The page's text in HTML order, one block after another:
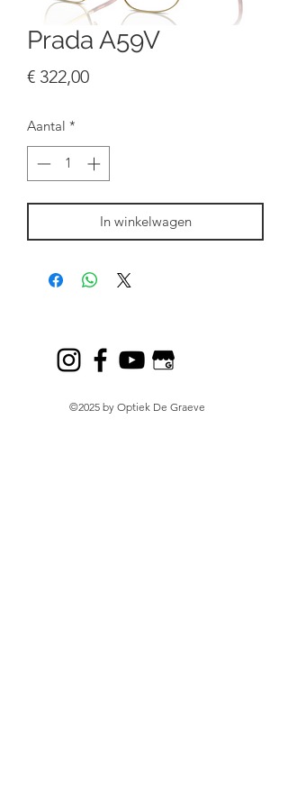
Prada A59V
€ 322,00Prijs
Aantal *
In winkelwagen
©2025 by Optiek De Graeve